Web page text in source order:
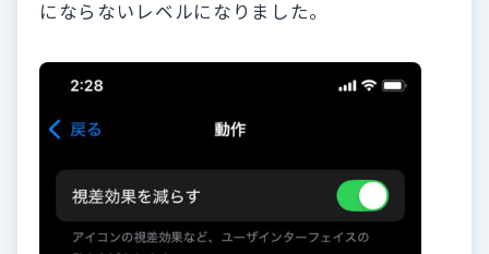
にならないレベルになりました。